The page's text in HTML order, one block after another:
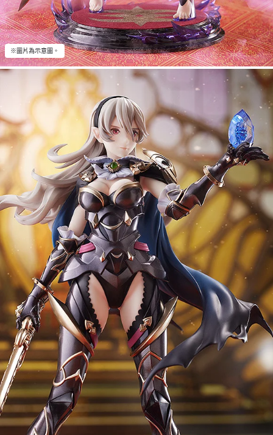
※圖片為示意圖。